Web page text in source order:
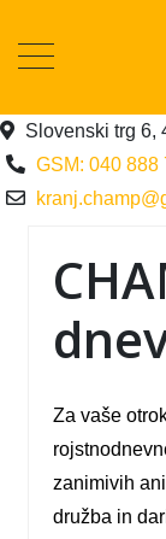
Slovenski trg 6,
GSM: 040 888
Za vaše
zanimivih
družba in